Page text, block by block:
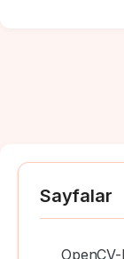
Sayfalar